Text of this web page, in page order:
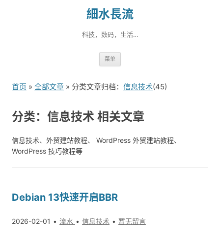
細水長流
科技，数码，生活…
菜单
到
首页 » 全部文章 » 分类文章归档： 信息技术(45)
分类：信息技术 相关文章
信息技术、外贸建站教程、 WordPress 外贸建站教程、
WordPress 技巧教程等
Debian 13快速开启BBR
2026-02-01 流水 信息技术 暂无留言